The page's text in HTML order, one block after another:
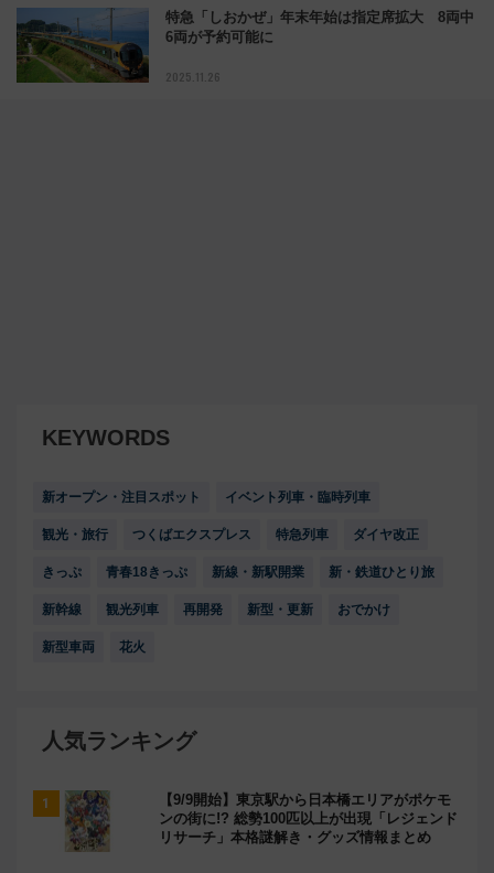
特急「しおかぜ」年末年始は指定席拡大 8両中
6両が予約可能に
2025.11.26
KEYWORDS
新オープン・注目スポット イベント列車・臨時列車
観光・旅行 つくばエクスプレス 特急列車 ダイヤ改正
きっぷ 青春18きっぷ 新線・新駅開業 新・鉄道ひとり旅
新幹線 観光列車 再開発 新型・更新 おでかけ
新型車両 花火
人気ランキング
【9/9開始】東京駅から日本橋エリアがポケモ
ンの街に!? 総勢100匹以上が出現「レジェンド
リサーチ」本格謎解き・グッズ情報まとめ